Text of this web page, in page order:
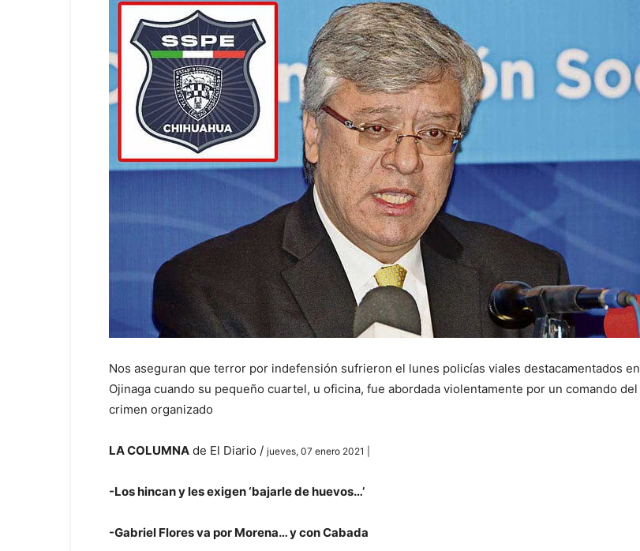
Chihuahua
Nos aseguran que terror por indefensión sufrieron el lunes policías viales destacamentados en
Ojinaga cuando su pequeño cuartel, u oficina, fue abordada violentamente por un comando del
crimen organizado
LA COLUMNA de El Diario / jueves, 07 enero 2021 |
-Los hincan y les exigen ‘bajarle de huevos…’
-Gabriel Flores va por Morena… y con Cabada